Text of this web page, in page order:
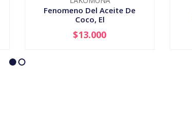
Fenomeno Del Aceite De
Coco, El
+
$13.000